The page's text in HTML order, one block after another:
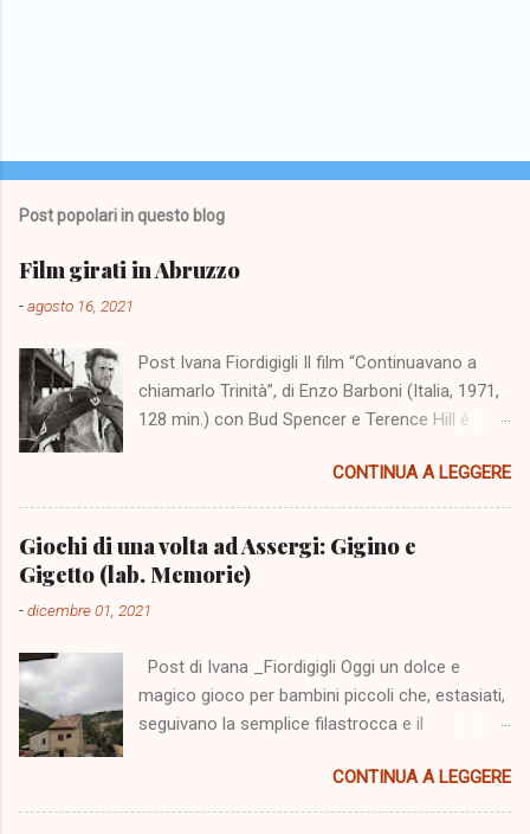
Post popolari in questo blog
Film girati in Abruzzo
-agosto 16, 2021
Post Ivana Fiordigigli Il film “Continuavano a
chiamarlo Trinità”, di Enzo Barboni (Italia, 1971,
128 min.) con Bud Spencer e Terence Hill è
Campo Imperatore cinquanta anni fa. Il 5
agosto 2021 a Fonte Vetica un numeroso
pubblico è stato presente alla sua proiezione e
all'incontro con Terence Hill. L'evento ci
richiama alla mente una serie di film realizzati
nello scenario dei monti abruzzesi, ma aiuta la
realizzata da Marzia di "Civico zero" e
pubblicata su internet, che vogliamo riproporre
perché è accurata e ci offre un'ampia
come "nella vita psicologa impegnata nel
sociale", ma anche come "una grandissima
CONTINUA A LEGGERE
Giochi di una volta ad Assergi: Gigino e
Gigetto (lab. Memorie)
-dicembre 01, 2021
Post di Ivana _Fiordigigli Oggi un dolce e
magico gioco per bambini piccoli che, estasiati,
seguivano la semplice filastrocca e il
riuscire a capire dove andassero a finire i due
personaggi e da dove ritornassero. Non so se i
CONTINUA A LEGGERE